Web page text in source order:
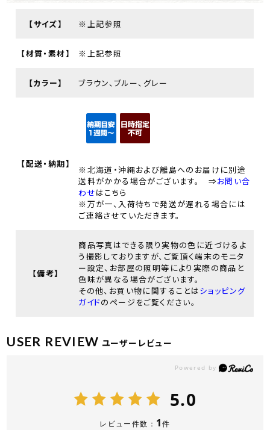
【サイズ】 ※上記参照
【材質・素材】 ※上記参照
【カラー】 ブラウン、ブルー、グレー
【配送・納期】
※北海道・沖縄および離島へのお届けに別途
送料がかかる場合がございます。 ⇒お問い合
わせはこちら
※万が一、入荷待ちで発送が遅れる場合には
ご連絡させていただきます。
【備考】
商品写真はできる限り実物の色に近づけるよ
う撮影しておりますが、ご覧頂く端末のモニタ
ー設定、お部屋の照明等により実際の商品と
色味が異なる場合がございます。
その他、お買い物に関することはショッピング
ガイドのページをご覧ください。
USER REVIEW ユーザーレビュー
5.0
レビュー件数： 1件